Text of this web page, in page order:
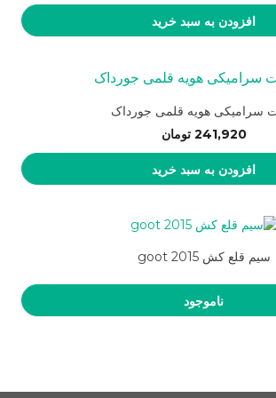
افزودن به سبد خرید
سرامیکی هویه قلمی جورداک
241,920 تومان
افزودن به سبد خرید
سیم قلع کش goot 2015
ناموجود